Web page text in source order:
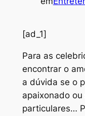
[ad_1]
Para as
encontrar o
a dúvida se o
apaixonado
particulares…